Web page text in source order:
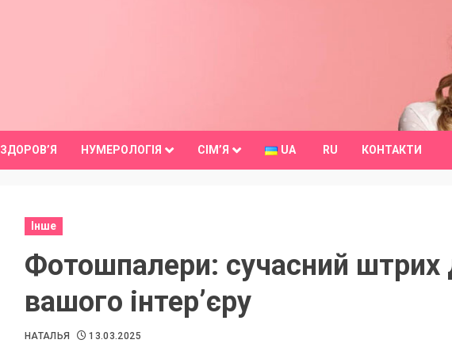
ЗДОРОВ’Я НУМЕРОЛОГІЯ СІМ’Я UA RU КОНТАКТИ
Інше
Фотошпалери: сучасний штрих
вашого інтер’єру
НАТАЛЬЯ 13.03.2025